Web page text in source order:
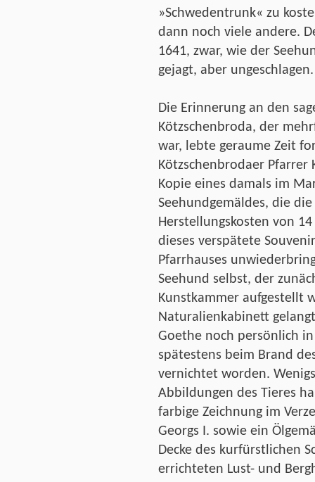
»Schwedentrunk« zu
dann noch viele andere.
1641, zwar, wie der
gejagt, aber ungeschlagen.
Die Erinnerung an den
Kötzschenbroda, der
war, lebte geraume Zeit
Kötzschenbrodaer Pfarrer
Kopie eines damals im
Seehundgemäldes, die
Herstellungskosten von
dieses verspätete
Pfarrhauses
Seehund selbst, der
Kunstkammer aufgestellt
Naturalienkabinett
Goethe noch persönlich
spätestens beim Brand
vernichtet worden.
Abbildungen des Tieres
farbige Zeichnung im
Georgs I. sowie ein
Decke des kurfürstlichen
errichteten Lust- und